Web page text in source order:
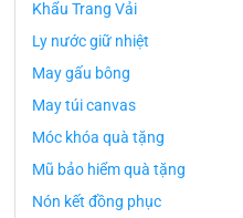
Khẩu Trang Vải
Ly nước giữ nhiệt
May gấu bông
May túi canvas
Móc khóa quà tặng
Mũ bảo hiểm quà tặng
Nón kết đồng phục